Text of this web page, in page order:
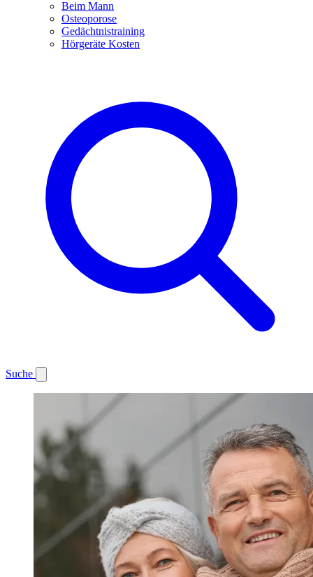
Beim Mann
Osteoporose
Gedächtnistraining
Hörgeräte Kosten
Suche